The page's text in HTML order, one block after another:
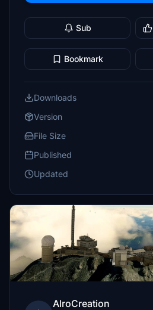
Sub
Bookmark
Downloads
Version
File Size
Published
Updated
AlroCreation